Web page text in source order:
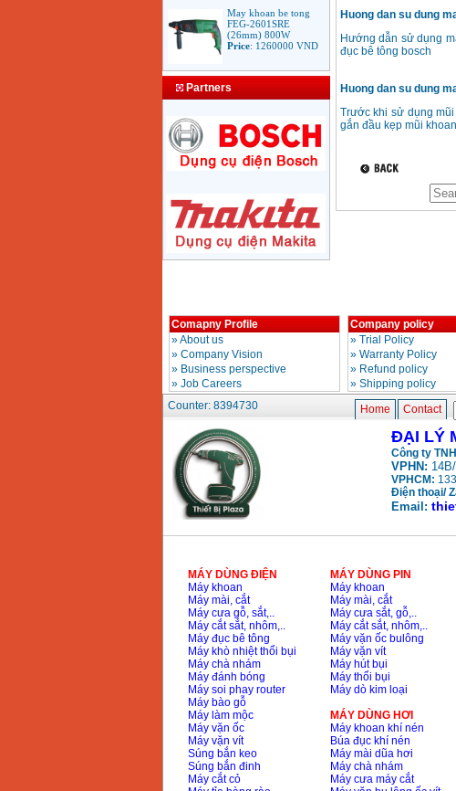
May khoan be tong
FEG-2601SRE
(26mm) 800W
Price:1260000 VND
Bang gia mui khoan
May Khoan Bosch
Bo may khoan Bosch
GSB 13RE hop nhua
100 chi tiet
May khoan sat Bosch
GBM 350 (350W)
May khoan bua
Makita HP1630
(16mm) 710W
Price
May khoan Bosch
GSB 13RE (650W)
hop giay
Price:
Price :1132000
Bang gia may khoan
Bosch 2024
Price:884000VND
May khoan Bosch
GBH 2-24RE (790W)
Price
Partners
Huong dan su dung
Hướng dẫn sử dụng
đục bê tông bosch
Huong dan su dung
Trước khi sử dụng
gắn đầu kẹp mũi
Comapny Profile
»About us
» Company Vision
» Business perspective
» Job Careers
Company policy
» Trial Policy
» Warranty Policy
» Refund policy
» Shipping policy
Counter: 8394730 Home Contact
ĐẠI LÝ
Công ty
VPHN:
VPHCM:
Điện thoại/
Email:
MÁY DÙNG ĐIỆN
Máy khoan
Máy mài, cắt
Máy cưa gỗ, sắt,..
Máy cắt sắt, nhôm,..
Máy đục bê tông
Máy khò nhiệt thổi bụi
Máy chà nhám
Máy đánh bóng
Máy soi phay router
Máy bào gỗ
Máy làm mộc
Máy vặn ốc
Máy vặn vít
Súng bắn keo
Súng bắn đinh
Máy cắt cỏ
MÁY DÙNG PIN
Máy khoan
Máy mài, cắt
Máy cưa sắt, gỗ,..
Máy cắt sắt, nhôm,..
Máy vặn ốc bulông
Máy vặn vít
Máy hút bụi
Máy thổi bụi
Máy dò kim loại
MÁY DÙNG HƠI
Máy khoan khí nén
Búa đục khí nén
Máy mài dũa hơi
Máy chà nhám
Máy cưa máy cắt